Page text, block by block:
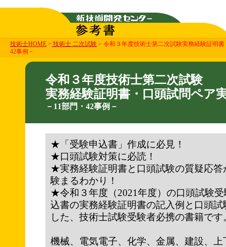
技術士HOME > 技術士 二次試験 > 令和３年度技術士第二次試験実務経験証明
42事例－
令和３年度技術士第二次試験
実務経験証明書・口頭試問ペア
－11部門・42事例－
★「受験申込書」作成に必見！
★口頭試験対策に必読！
★実務経験証明書と口頭試験の質疑応答
験まるわかり！
★令和３年度（2021年度）の口頭試験
込書の実務経験証明書の記入例と口頭
した、技術士試験受験者必携の書籍です
機械、電気電子、化学、金属、建設、